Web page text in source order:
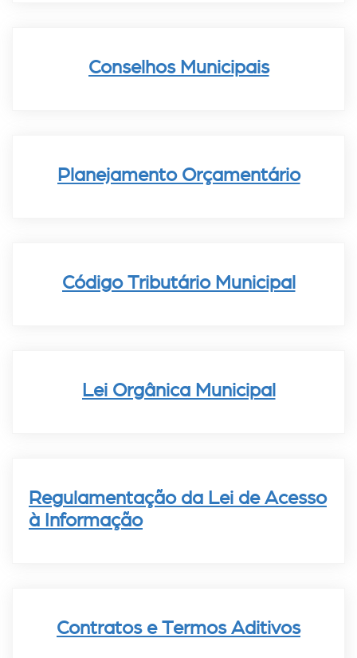
Conselhos Municipais
Planejamento Orçamentário
Código Tributário Municipal
Lei Orgânica Municipal
Regulamentação da Lei de Acesso
à Informação
Contratos e Termos Aditivos